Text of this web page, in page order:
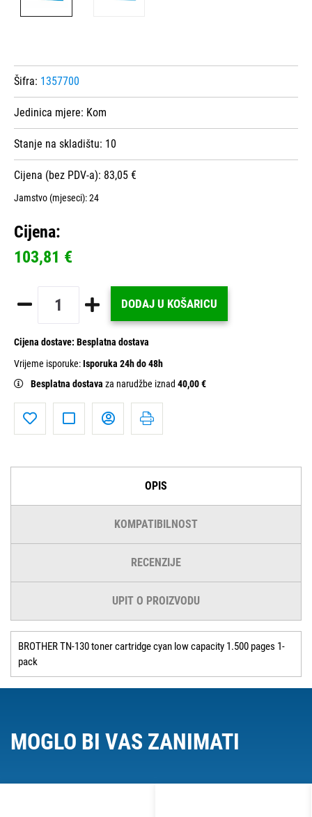
Šifra: 1357700
Jedinica mjere: Kom
Stanje na skladištu: 10
Cijena (bez PDV-a): 83,05 €
Jamstvo (mjeseci):24
Cijena:
103,81 €
DODAJ U KOŠARICU
Cijena dostave: Besplatna dostava
Vrijeme isporuke:Isporuka 24h do 48h
Besplatna dostava za narudžbe iznad 40,00 €
OPIS
KOMPATIBILNOST
RECENZIJE
UPIT O PROIZVODU
BROTHER TN-130 toner cartridge cyan low capacity 1.500 pages 1-
pack
MOGLO BI VAS ZANIMATI